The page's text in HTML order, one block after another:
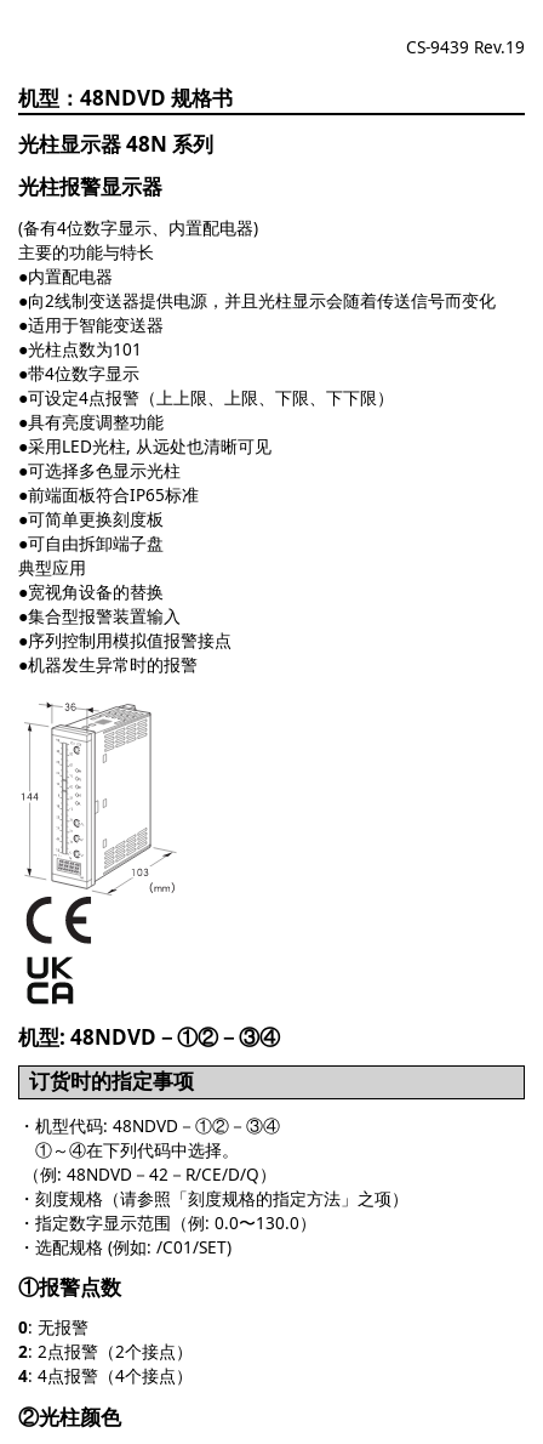
CS-9439 Rev.19
48NDVD
光柱显示器 48N 系列
光柱报警显示器
(备有4位数字显示、内置配电器)
主要的功能与特长
●内置配电器
●向2线制变送器提供电源，并且光柱显示会随着传送信号而变化
●适用于智能变送器
●光柱点数为101
●带4位数字显示
●可设定4点报警（上上限、上限、下限、下下限）
●具有亮度调整功能
●采用LED光柱, 从远处也清晰可见
●可选择多色显示光柱
●前端面板符合IP65标准
●可简单更换刻度板
●可自由拆卸端子盘
典型应用
●宽视角设备的替换
●集合型报警装置输入
●序列控制用模拟值报警接点
●机器发生异常时的报警
机型: 48NDVD－①②－③④
订货时的指定事项
・机型代码: 48NDVD－①②－③④
①～④在下列代码中选择。
（例: 48NDVD－42－R/CE/D/Q）
・刻度规格（请参照「刻度规格的指定方法」之项）
・指定数字显示范围（例: 0.0〜130.0）
・选配规格 (例如: /C01/SET)
①报警点数
0: 无报警
2: 2点报警（2个接点）
4: 4点报警（4个接点）
②光柱颜色